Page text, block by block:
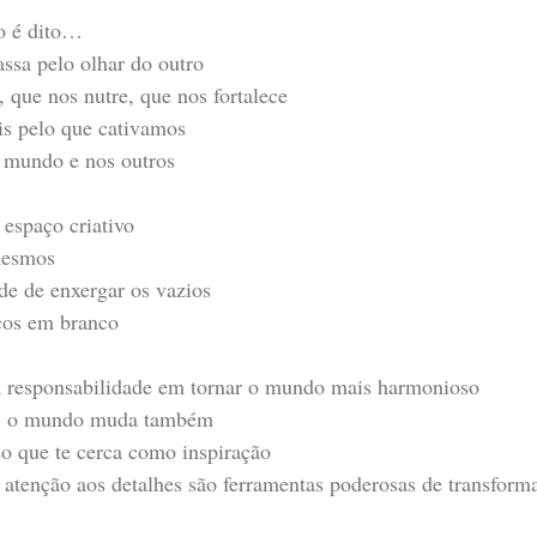
é dito…
pelo olhar do outro
nos nutre, que nos fortalece
pelo que cativamos
e nos outros
criativo
de enxergar os vazios
em branco
responsabilidade em tornar o mundo mais harmonioso
mundo muda também
que te cerca como inspiração
aos detalhes são ferramentas poderosas de